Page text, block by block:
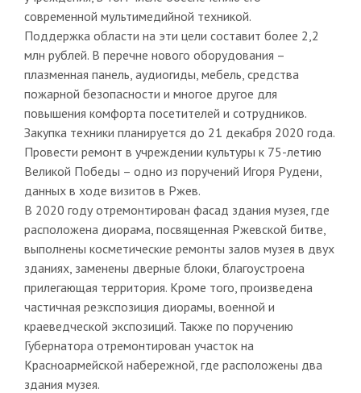
современной мультимедийной техникой.
Поддержка области на эти цели составит более 2,2
млн рублей. В перечне нового оборудования –
плазменная панель, аудиогиды, мебель, средства
пожарной безопасности и многое другое для
повышения комфорта посетителей и сотрудников.
Закупка техники планируется до 21 декабря 2020 года.
Провести ремонт в учреждении культуры к 75-летию
Великой Победы – одно из поручений Игоря Рудени,
данных в ходе визитов в Ржев.
В 2020 году отремонтирован фасад здания музея, где
расположена диорама, посвященная Ржевской битве,
выполнены косметические ремонты залов музея в двух
зданиях, заменены дверные блоки, благоустроена
прилегающая территория. Кроме того, произведена
частичная реэкспозиция диорамы, военной и
краеведческой экспозиций. Также по поручению
Губернатора отремонтирован участок на
Красноармейской набережной, где расположены два
здания музея.